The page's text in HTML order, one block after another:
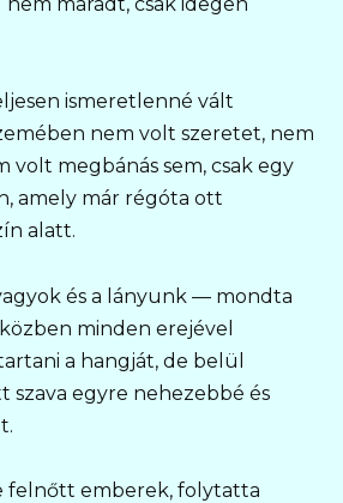
ismeretlenné vált
nem volt szeretet, nem
volt megbánás sem, csak egy
amely már régóta ott
alatt.
és a lányunk — mondta
minden erejével
a hangját, de belül
szava egyre nehezebbé és
felnőtt emberek, folytatta